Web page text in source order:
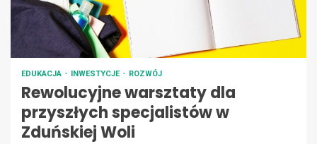
EDUKACJA INWESTYCJE ROZWÓJ
Rewolucyjne warsztaty dla
przyszłych specjalistów w
Zduńskiej Woli